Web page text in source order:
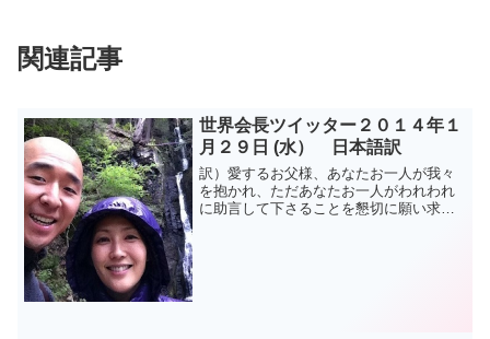
関連記事
世界会長ツイッター２０１４年１
月２９日 (水） 日本語訳
訳）愛するお父様、あなたお一人が我々
を抱かれ、ただあなたお一人がわれわれ
に助言して下さることを懇切に願い求め